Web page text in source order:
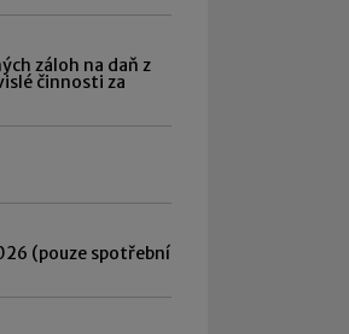
záloh na daň z
činnosti za
(pouze spotřební